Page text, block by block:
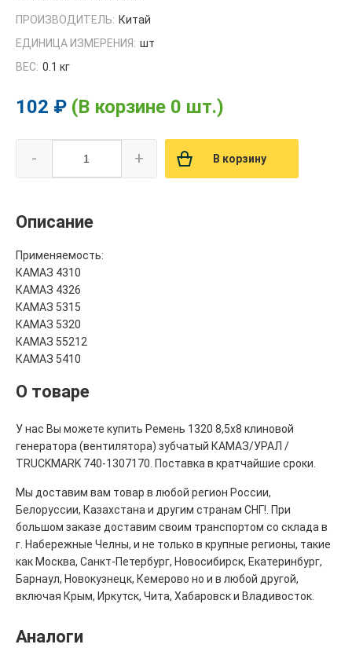
ПРОИЗВОДИТЕЛЬ: Китай
ЕДИНИЦА ИЗМЕРЕНИЯ: шт
ВЕС: 0.1 кг
102 ₽ (В корзине 0 шт.)
- + В корзину
Описание
Применяемость:
КАМАЗ 4310
КАМАЗ 4326
КАМАЗ 5315
КАМАЗ 5320
КАМАЗ 55212
КАМАЗ 5410
О товаре
У нас Вы можете купить Ремень 1320 8,5х8 клиновой
генератора (вентилятора) зубчатый КАМАЗ/УРАЛ /
TRUCKMARK 740-1307170. Поставка в кратчайшие сроки.
Мы доставим вам товар в любой регион России,
Белоруссии, Казахстана и другим странам СНГ!. При
большом заказе доставим своим транспортом со склада в
г. Набережные Челны, и не только в крупные регионы, такие
как Москва, Санкт-Петербург, Новосибирск, Екатеринбург,
Барнаул, Новокузнецк, Кемерово но и в любой другой,
включая Крым, Иркутск, Чита, Хабаровск и Владивосток.
Аналоги